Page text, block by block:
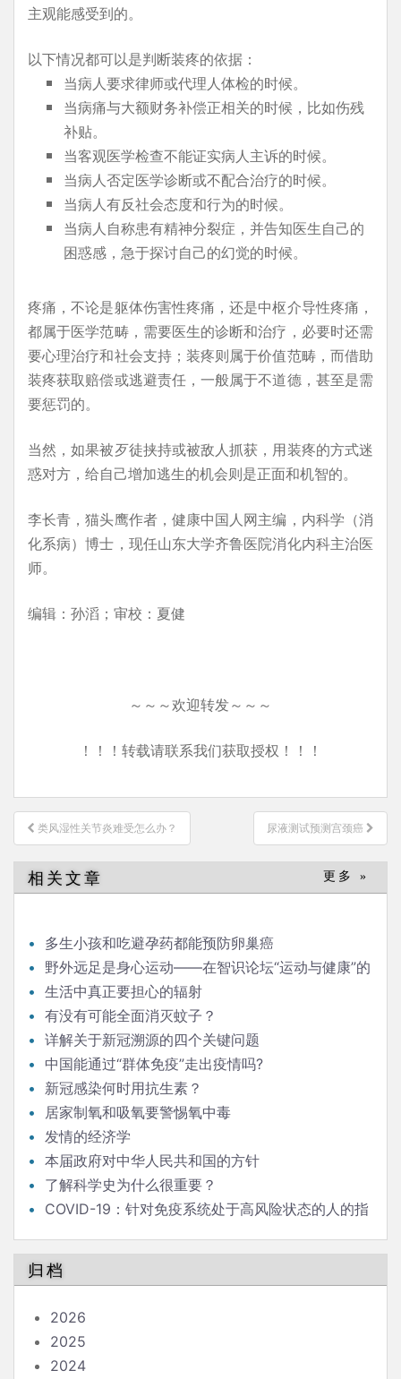
主观能感受到的。
以下情况都可以是判断装疼的依据：
当病人要求律师或代理人体检的时候。
当病痛与大额财务补偿正相关的时候，比如伤残
补贴。
当客观医学检查不能证实病人主诉的时候。
当病人否定医学诊断或不配合治疗的时候。
当病人有反社会态度和行为的时候。
当病人自称患有精神分裂症，并告知医生自己的
困惑感，急于探讨自己的幻觉的时候。
疼痛，不论是躯体伤害性疼痛，还是中枢介导性疼痛，
都属于医学范畴，需要医生的诊断和治疗，必要时还需
要心理治疗和社会支持；装疼则属于价值范畴，而借助
装疼获取赔偿或逃避责任，一般属于不道德，甚至是需
要惩罚的。
当然，如果被歹徒挟持或被敌人抓获，用装疼的方式迷
惑对方，给自己增加逃生的机会则是正面和机智的。
李长青，猫头鹰作者，健康中国人网主编，内科学（消
化系病）博士，现任山东大学齐鲁医院消化内科主治医
师。
编辑：孙滔；审校：夏健
～～～欢迎转发～～～
！！！转载请联系我们获取授权！！！
文
章
导
航
类风湿性关节炎难受怎么办？ 尿液测试预测宫颈癌
相关文章 更多 »
多生小孩和吃避孕药都能预防卵巢癌
野外远足是身心运动——在智识论坛“运动与健康”的
发言生活中真正要担心的辐射
有没有可能全面消灭蚊子？
详解关于新冠溯源的四个关键问题
中国能通过“群体免疫”走出疫情吗?
新冠感染何时用抗生素？
居家制氧和吸氧要警惕氧中毒
发情的经济学
本届政府对中华人民共和国的方针
了解科学史为什么很重要？
COVID-19：针对免疫系统处于高风险状态的人的指
归档
2026
2025
2024